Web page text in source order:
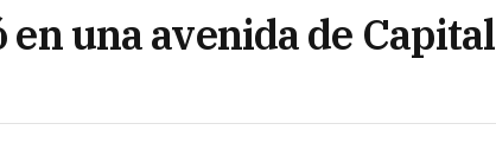
una avenida de Capital